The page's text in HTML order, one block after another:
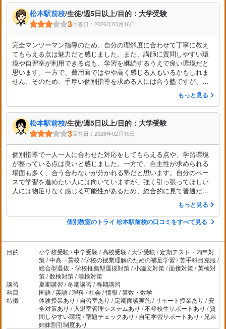
松本駅前校/生徒/週5日以上/目的：大学受験
3回答日：2026年03月16日
完全マンツーマン指導のため、自分の理解度に合わせて丁寧に教え
てもらえる点は魅力だと感じました。また、講師に質問しやすい環
境や自習室が利用できる点も、学習を継続するうえで良い環境だと
思います。一方で、費用面ではやや高く感じる人もいるかもしれま
せん。そのため、手厚い個別指導を求める人には合う塾ですが、人
もっと見る
松本駅前校/生徒/週5日以上/目的：大学受験
3回答日：2026年02月10日
個別指導で一人一人に合わせた対応をしてもらえる点や、学習環境
が整っている点は良いと感じました。一方で、自主性が求められる
場面も多く、合う合わないが分かれる塾だと思います。自分のペー
スで学習を進めたい人には向いていますが、強く引っ張ってほしい
人には物足りなく感じる可能性があるため、総合的に見て普通だと
もっと見る
個別教室のトライ 松本駅前校の口コミをすべて見る
目的
小学校受験 / 中学受験 / 高校受験 / 大学受験 / 定期テスト・内申対
策 / 中高一貫校 / 学校の授業理解のための補足学習 / 苦手科目克服 /
総合型選抜・学校推薦型選抜対策 / 小論文対策 / 面接対策 / 英検対
策 / 数検対策 / 漢検対策
講習
夏期講習 / 冬期講習 / 春期講習
科目
国語 / 英語 / 理科 / 社会 / 情報 / 算数・数学
特徴
体験授業あり / 自習室あり / 定期面談実施 / リモート授業あり / 安
全対策あり / 入退室管理システムあり / 不登校生サポートあり / 質
問しやすい環境 / 宿題チェックあり / 自宅学習サポートあり / 兄弟
姉妹割引制度あり